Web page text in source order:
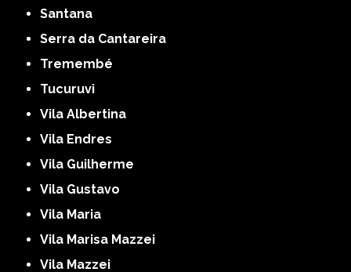
Santana
Serra da Cantareira
Tremembé
Tucuruvi
Vila Albertina
Vila Endres
Vila Guilherme
Vila Gustavo
Vila Maria
Vila Marisa Mazzei
Vila Mazzei